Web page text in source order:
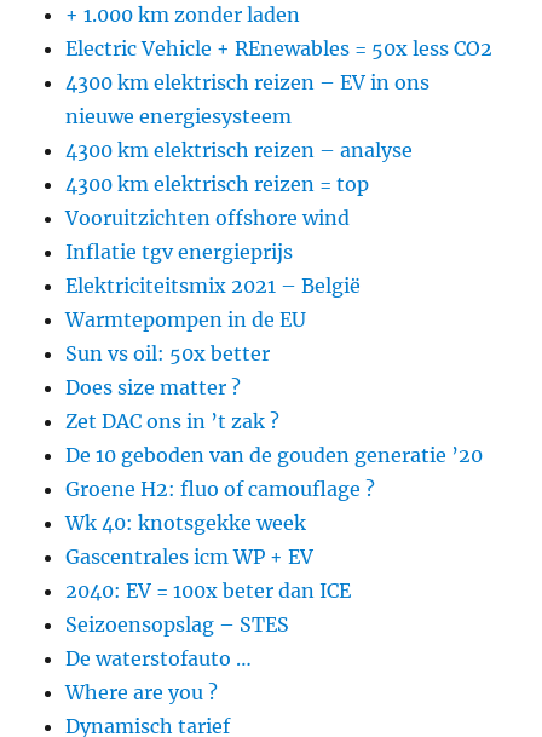
+ 1.000 km zonder laden
Electric Vehicle + REnewables = 50x less CO2
4300 km elektrisch reizen – EV in ons
nieuwe energiesysteem
4300 km elektrisch reizen – analyse
4300 km elektrisch reizen = top
Vooruitzichten offshore wind
Inflatie tgv energieprijs
Elektriciteitsmix 2021 – België
Warmtepompen in de EU
Sun vs oil: 50x better
Does size matter ?
Zet DAC ons in ’t zak ?
De 10 geboden van de gouden generatie ’20
Groene H2: fluo of camouflage ?
Wk 40: knotsgekke week
Gascentrales icm WP + EV
2040: EV = 100x beter dan ICE
Seizoensopslag – STES
De waterstofauto …
Where are you ?
Dynamisch tarief